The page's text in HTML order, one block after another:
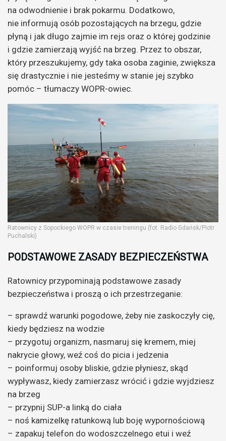
na odwodnienie i brak pokarmu. Dodatkowo,
nie informują osób pozostających na brzegu, gdzie
płyną i jak długo zajmie im rejs oraz o której godzinie
i gdzie zamierzają wyjść na brzeg. Przez to obszar,
który przeszukujemy, gdy taka osoba zaginie, zwiększa
się drastycznie i nie jesteśmy w stanie jej szybko
pomóc – tłumaczy WOPR-owiec.
Ratownicy z Sopockiego WOPR w czasie treningu (fot. Radio Gdańsk/Piotr
Puchalski)
PODSTAWOWE ZASADY BEZPIECZEŃSTWA
Ratownicy przypominają podstawowe zasady
bezpieczeństwa i proszą o ich przestrzeganie:
– sprawdź warunki pogodowe, żeby nie zaskoczyły cię,
kiedy będziesz na wodzie
– przygotuj organizm, nasmaruj się kremem, miej
nakrycie głowy, weź coś do picia i jedzenia
– poinformuj osoby bliskie, gdzie płyniesz, skąd
wypływasz, kiedy zamierzasz wrócić i gdzie wyjdziesz
na brzeg
– przypnij SUP-a linką do ciała
– noś kamizelkę ratunkową lub boję wypornościową
– zapakuj telefon do wodoszczelnego etui i weź